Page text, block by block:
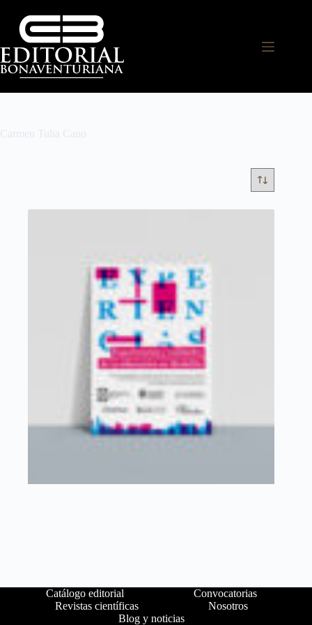
Carmen Tulia Cano
Catálogo editorial
Convocatorias
Revistas científicas
Nosotros
Blog y noticias